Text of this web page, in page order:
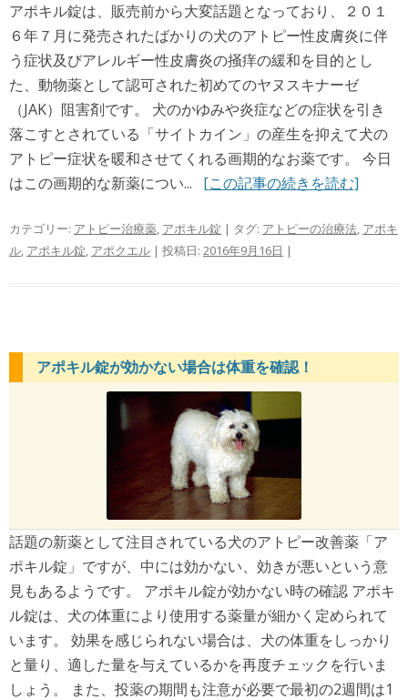
アポキル錠は、販売前から大変話題となっており、２０１
６年７月に発売されたばかりの犬のアトピー性皮膚炎に伴
う症状及びアレルギー性皮膚炎の掻痒の緩和を目的とし
た、動物薬として認可された初めてのヤヌスキナーゼ
（JAK）阻害剤です。 犬のかゆみや炎症などの症状を引き
落こすとされている「サイトカイン」の産生を抑えて犬の
アトピー症状を暖和させてくれる画期的なお薬です。 今日
はこの画期的な新薬につい... [この記事の続きを読む]
カテゴリー: アトピー治療薬, アポキル錠 | タグ: アトピーの治療法, アポキ
ル, アポキル錠, アポクエル | 投稿日: 2016年9月16日 |
アポキル錠が効かない場合は体重を確認！
話題の新薬として注目されている犬のアトピー改善薬「ア
ポキル錠」ですが、中には効かない、効きが悪いという意
見もあるようです。 アポキル錠が効かない時の確認 アポキ
ル錠は、犬の体重により使用する薬量が細かく定められて
います。 効果を感じられない場合は、犬の体重をしっかり
と量り、適した量を与えているかを再度チェックを行いま
しょう。 また、投薬の期間も注意が必要で最初の2週間は1